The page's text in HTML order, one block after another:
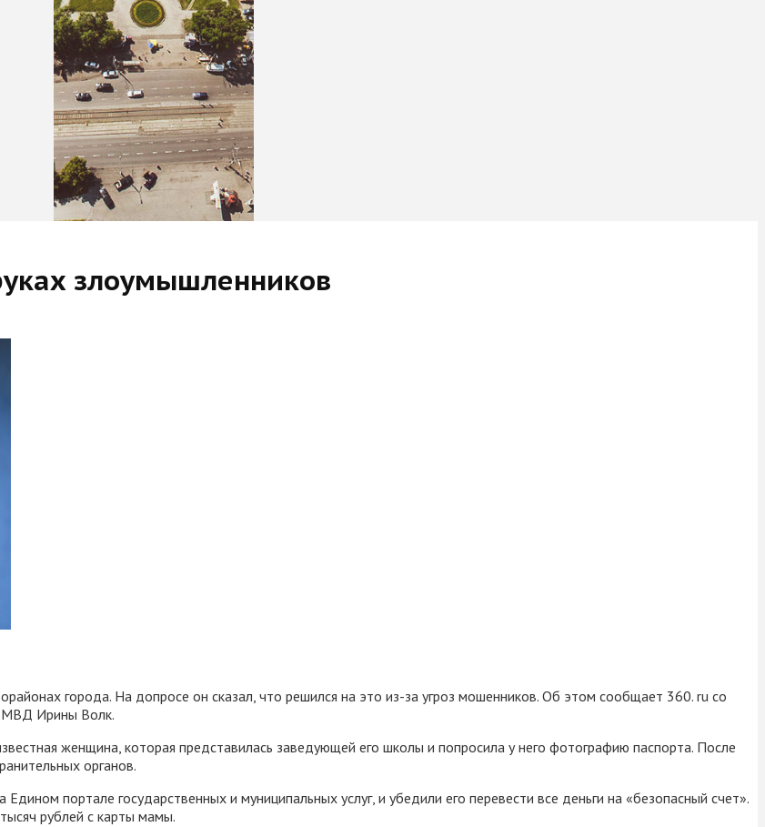
злоумышленников
города. На допросе он сказал, что решился на это из-за угроз мошенников. Об этом сообщает 360. ru со
МВД Ирины Волк.
женщина, которая представилась заведующей его школы и попросила у него фотографию паспорта. После
органов.
портале государственных и муниципальных услуг, и убедили его перевести все деньги на «безопасный счет».
рублей с карты мамы.